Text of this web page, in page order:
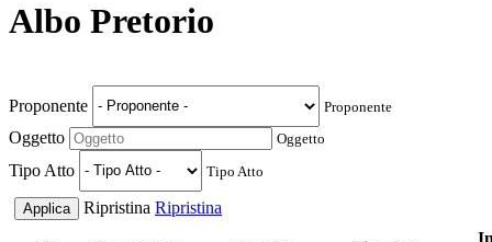
Albo Pretorio
Proponente Proponente
Oggetto Oggetto
Tipo Atto Tipo Atto
Ripristina Ripristina